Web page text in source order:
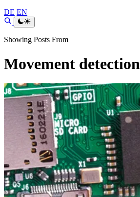
DE EN
Showing Posts From
Movement detection